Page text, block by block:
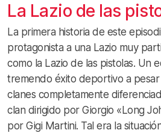
La Lazio de las
La primera historia de este
protagonista a una Lazio muy
como la Lazio de las pistolas. Un
tremendo éxito deportivo a
clanes completamente
clan dirigido por Giorgio «Long
por Gigi Martini. Tal era la